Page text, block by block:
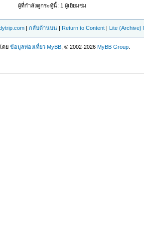
ผู้ที่กำลังดูกระทู้นี้: 1 ผู้เยี่ยมชม
|กลับด้านบน | Return to Content | Lite (Archive)
ดยข้อมูลท่องเที่ยว MyBB , © 2002-2026MyBB Group